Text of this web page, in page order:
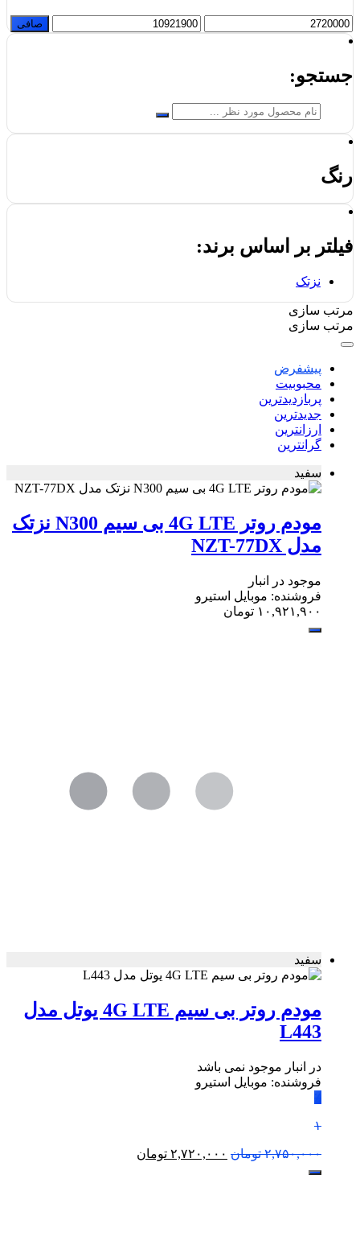
حداقل
قیمت
حداكثر
قيمت
صافی
جستجو:
رنگ
فیلتر بر اساس برند:
نزتک
مرتب سازی
مرتب سازی
پیشفرض
محبوبیت
پربازدیدترین
جدیدترین
ارزانترین
گرانترین
سفید
مودم روتر 4G LTE بی سیم N300 نزتک
مدل NZT-77DX
موجود در انبار
فروشنده: موبایل استیرو
۱۰,۹۲۱,۹۰۰ تومان
سفید
مودم روتر بی سیم 4G LTE یوتل مدل
L443
در انبار موجود نمی باشد
فروشنده: موبایل استیرو
٪
۱
۲,۷۵۰,۰۰۰ تومان ۲,۷۲۰,۰۰۰ تومان